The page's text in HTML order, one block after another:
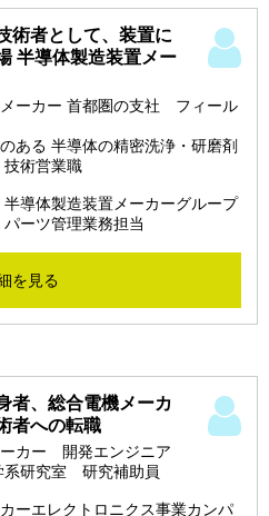
術者として、装置に
半導体製造装置メー
ーカー 首都圏の支社 フィール
ある 半導体の精密洗浄・研磨剤
術営業職
導体製造装置メーカーグループ
ーツ管理業務担当
を見る
者、総合電機メーカ
者への転職
カー 開発エンジニア
系研究室 研究補助員
ーエレクトロニクス事業カンパ